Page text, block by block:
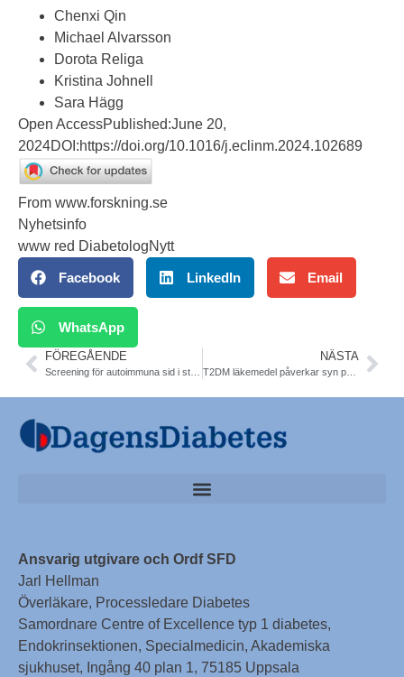
Chenxi Qin
Michael Alvarsson
Dorota Religa
Kristina Johnell
Sara Hägg
Open AccessPublished:June 20,
2024DOI:https://doi.org/10.1016/j.eclinm.2024.102689
From www.forskning.se
Nyhetsinfo
www red DiabetologNytt
Facebook LinkedIn Email
WhatsApp
FÖREGÅENDE
Screening för autoimmuna sid i stor skala. Ny metod. Lunds univ
NÄSTA
T2DM läkemedel påverkar syn på livsstilsåtgärder. Svensk studie
Ansvarig utgivare och Ordf SFD
Jarl Hellman
Överläkare, Processledare Diabetes
Samordnare Centre of Excellence typ 1 diabetes,
Endokrinsektionen, Specialmedicin, Akademiska
sjukhuset, Ingång 40 plan 1, 75185 Uppsala